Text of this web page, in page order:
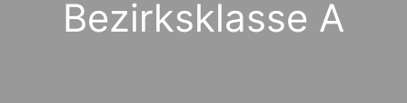
Bezirksklasse A